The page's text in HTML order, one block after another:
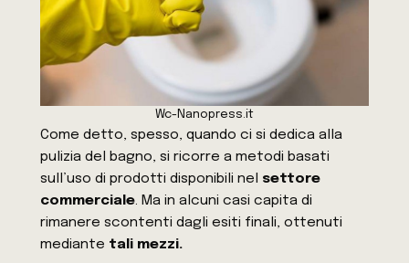
Wc-Nanopress.it
Come detto, spesso, quando ci si dedica alla
pulizia del bagno, si ricorre a metodi basati
sull’uso di prodotti disponibili nel settore
commerciale. Ma in alcuni casi capita di
rimanere scontenti dagli esiti finali, ottenuti
mediante tali mezzi.